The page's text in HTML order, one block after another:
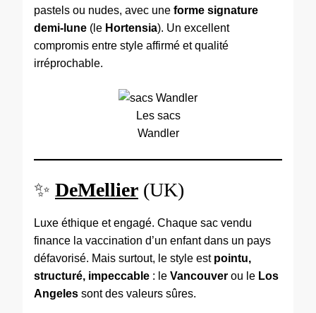
pastels ou nudes, avec une forme signature
demi-lune (le Hortensia). Un excellent
compromis entre style affirmé et qualité
irréprochable.
Les sacs
Wandler
✨ DeMellier (UK)
Luxe éthique et engagé. Chaque sac vendu
finance la vaccination d’un enfant dans un pays
défavorisé. Mais surtout, le style est pointu,
structuré, impeccable : le Vancouver ou le Los
Angeles sont des valeurs sûres.